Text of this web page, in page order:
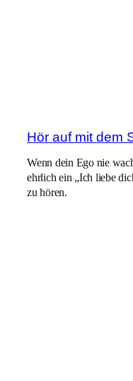
Hör auf mit dem
Wenn dein Ego nie
ehrlich ein „Ich liebe
zu hören.